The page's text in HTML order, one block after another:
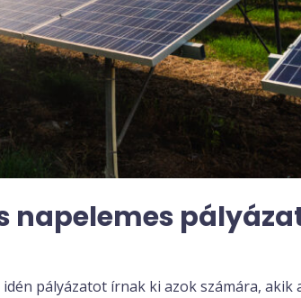
napelemes
pályázatot írnak ki azok számára, akik